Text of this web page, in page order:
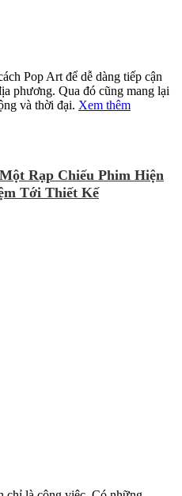
Pop Art để dễ dàng tiếp cận
phương. Qua đó cũng mang lại
và thời đại. Xem thêm
Rạp Chiếu Phim Hiện
Tới Thiết Kế